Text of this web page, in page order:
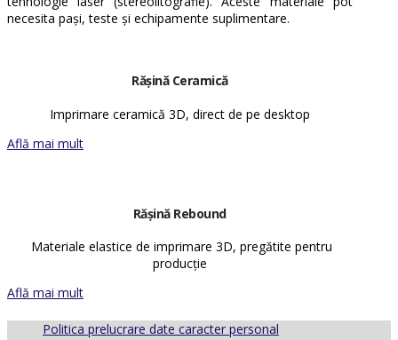
necesita pași, teste și echipamente suplimentare.
Rășină Ceramică
Imprimare ceramică 3D, direct de pe desktop
Află mai mult
Rășină Rebound
Materiale elastice de imprimare 3D, pregătite pentru
producție
Află mai mult
Politica prelucrare date caracter personal